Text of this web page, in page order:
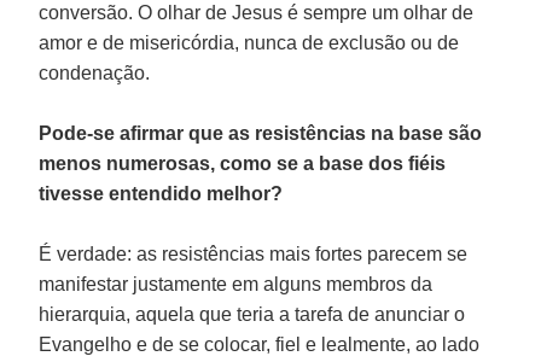
conversão. O olhar de Jesus é sempre um olhar de
amor e de misericórdia, nunca de exclusão ou de
condenação.
Pode-se afirmar que as resistências na base são
menos numerosas, como se a base dos fiéis
tivesse entendido melhor?
É verdade: as resistências mais fortes parecem se
manifestar justamente em alguns membros da
hierarquia, aquela que teria a tarefa de anunciar o
Evangelho e de se colocar, fiel e lealmente, ao lado